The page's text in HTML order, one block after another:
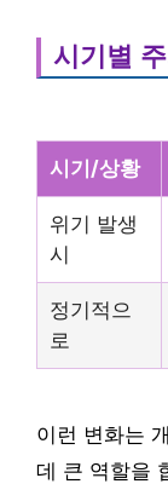
시기별
시기/상황
위기 발생
시
정기적으
로
이런 변화는
데 큰 역할을